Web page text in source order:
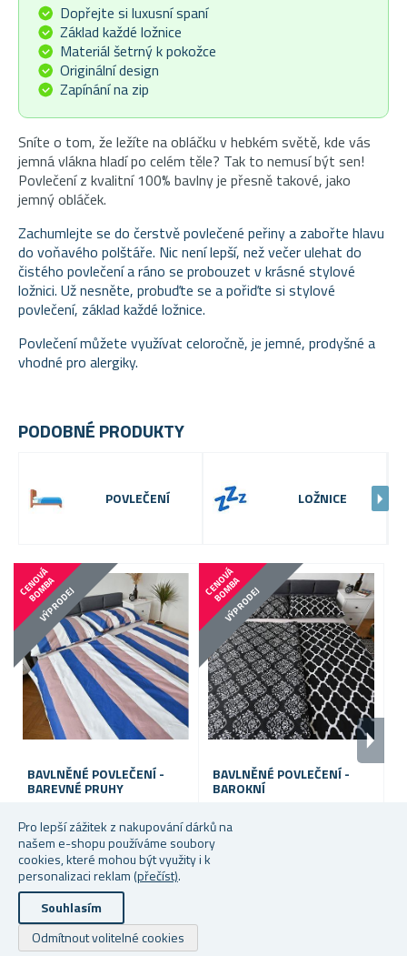
Pro lepší zážitek z nakupování dárků na
našem e-shopu používáme soubory
cookies, které mohou být využity i k
personalizaci reklam (přečíst).
Souhlasím
Odmítnout volitelné cookies
Dopřejte si luxusní spaní
Základ každé ložnice
Materiál šetrný k pokožce
Originální design
Zapínání na zip
Sníte o tom, že ležíte na obláčku v hebkém světě, kde vás
jemná vlákna hladí po celém těle? Tak to nemusí být sen!
Povlečení z kvalitní 100% bavlny je přesně takové, jako
jemný obláček.
Zachumlejte se do čerstvě povlečené peřiny a zabořte hlavu
do voňavého polštáře. Nic není lepší, než večer ulehat do
čistého povlečení a ráno se probouzet v krásné stylové
ložnici. Už nesněte, probuďte se a pořiďte si stylové
povlečení, základ každé ložnice.
Povlečení můžete využívat celoročně, je jemné, prodyšné a
vhodné pro alergiky.
PODOBNÉ PRODUKTY
POVLEČENÍ LOŽNICE
C
E
N
O
V
Á
B
O
M
B
A
VÝPRODEJ
BAVLNĚNÉ POVLEČENÍ -
BAREVNÉ PRUHY
Od 349 Kč
Skladem
C
E
N
O
V
Á
B
O
M
B
A
VÝPRODEJ
BAVLNĚNÉ POVLEČENÍ -
BAROKNÍ
Od 349 Kč
Skladem
Copyright © 2026 Dárky.cz. Všechna práva vyhrazena.
Powered bynopCommerce